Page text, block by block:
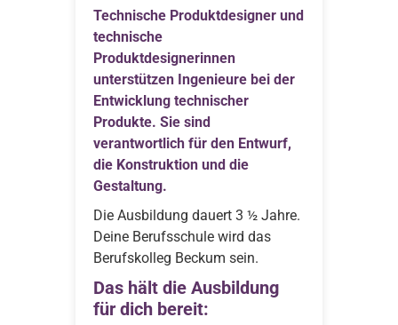
Technische Produktdesigner und
technische
Produktdesignerinnen
unterstützen Ingenieure bei der
Entwicklung technischer
Produkte. Sie sind
verantwortlich für den Entwurf,
die Konstruktion und die
Gestaltung.
Die Ausbildung dauert 3 ½ Jahre.
Deine Berufsschule wird das
Berufskolleg Beckum sein.
Das hält die Ausbildung
für dich bereit: